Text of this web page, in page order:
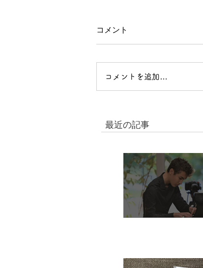
コメント
コメントを追加…
最近の記事